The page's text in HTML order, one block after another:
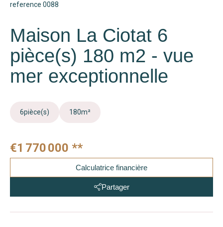
reference 0088
Maison La Ciotat 6
pièce(s) 180 m2 - vue
mer exceptionnelle
6pièce(s) 180m²
€1 770 000 **
Calculatrice financière
Partager